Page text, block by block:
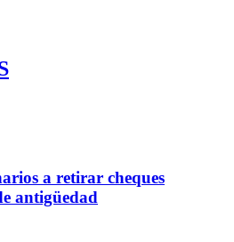
a retirar cheques
antigüedad